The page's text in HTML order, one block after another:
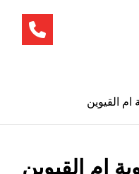
القيوين
ام القيوين